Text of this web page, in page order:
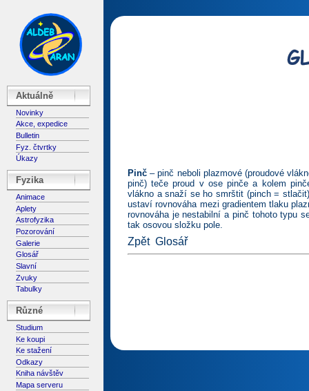
Aktuálně
Novinky
Akce, expedice
Bulletin
Fyz. čtvrtky
Úkazy
Fyzika
Animace
Aplety
Astrofyzika
Pozorování
Galerie
Glosář
Slavní
Zvuky
Tabulky
Různé
Studium
Ke koupi
Ke stažení
Odkazy
Kniha návštěv
Mapa serveru
Pinč – pinč neboli plazmové (proudové
pinč) teče proud v ose pinče a kolem
vlákno a snaží se ho smrštit (pinch =
ustaví rovnováha mezi gradientem tlaku
rovnováha je nestabilní a pinč tohoto typu
tak osovou složku pole.
Zpět Glosář